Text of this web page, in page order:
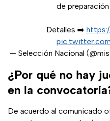
de
Detalles ➡️
— Selección Nacional
¿Por qué no hay
en la
De acuerdo al comunicado